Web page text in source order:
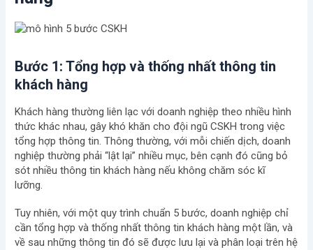
Bước 1: Tổng hợp và thống nhất thông tin
khách hàng
Khách hàng thường liên lạc với doanh nghiệp theo nhiều hình
thức khác nhau, gây khó khăn cho đội ngũ CSKH trong việc
tổng hợp thông tin. Thông thường, với mỗi chiến dịch, doanh
nghiệp thường phải “lật lại” nhiều mục, bên cạnh đó cũng bỏ
sót nhiều thông tin khách hàng nếu không chăm sóc kĩ
lưỡng.
Tuy nhiên, với một quy trình chuẩn 5 bước, doanh nghiệp chỉ
cần tổng hợp và thống nhất thông tin khách hàng một lần, và
về sau những thông tin đó sẽ được lưu lại và phân loại trên hệ